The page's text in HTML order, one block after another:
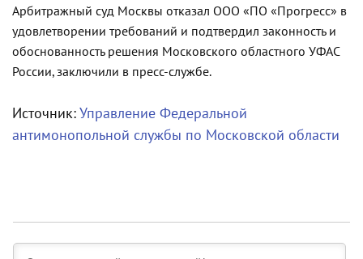
Арбитражный суд Москвы отказал ООО «ПО «Прогресс» в
удовлетворении требований и подтвердил законность и
обоснованность решения Московского областного УФАС
России, заключили в пресс-службе.
Источник:Управление Федеральной
антимонопольной службы по Московской области